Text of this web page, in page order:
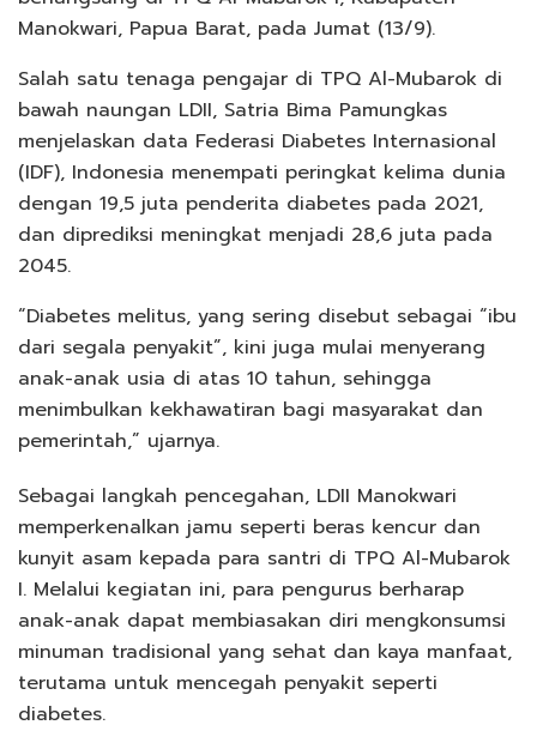
Manokwari, Papua Barat, pada Jumat (13/9).
Salah satu tenaga pengajar di TPQ Al-Mubarok di
bawah naungan LDII, Satria Bima Pamungkas
menjelaskan data Federasi Diabetes Internasional
(IDF), Indonesia menempati peringkat kelima dunia
dengan 19,5 juta penderita diabetes pada 2021,
dan diprediksi meningkat menjadi 28,6 juta pada
2045.
“Diabetes melitus, yang sering disebut sebagai “ibu
dari segala penyakit”, kini juga mulai menyerang
anak-anak usia di atas 10 tahun, sehingga
menimbulkan kekhawatiran bagi masyarakat dan
pemerintah,” ujarnya.
Sebagai langkah pencegahan, LDII Manokwari
memperkenalkan jamu seperti beras kencur dan
kunyit asam kepada para santri di TPQ Al-Mubarok
I. Melalui kegiatan ini, para pengurus berharap
anak-anak dapat membiasakan diri mengkonsumsi
minuman tradisional yang sehat dan kaya manfaat,
terutama untuk mencegah penyakit seperti
diabetes.